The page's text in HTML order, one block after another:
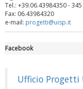
rivoluzioni"
Tel.: +39.06.43984350 -
Fax: 06.43984320
e-mail: progetti@uisp.it
Facebook
Ufficio Progetti